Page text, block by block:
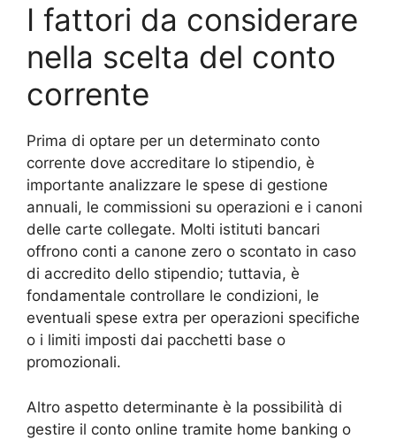
I fattori da considerare
nella scelta del conto
corrente
Prima di optare per un determinato conto
corrente dove accreditare lo stipendio, è
importante analizzare le spese di gestione
annuali, le commissioni su operazioni e i canoni
delle carte collegate. Molti istituti bancari
offrono conti a canone zero o scontato in caso
di accredito dello stipendio; tuttavia, è
fondamentale controllare le condizioni, le
eventuali spese extra per operazioni specifiche
o i limiti imposti dai pacchetti base o
promozionali.
Altro aspetto determinante è la possibilità di
gestire il conto online tramite home banking o